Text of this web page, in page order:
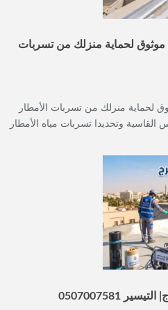
لحماية منزلك من تسربات
لحماية منزلك من تسربات الأمطار
وتحديدا تسربات مياه الأمطار